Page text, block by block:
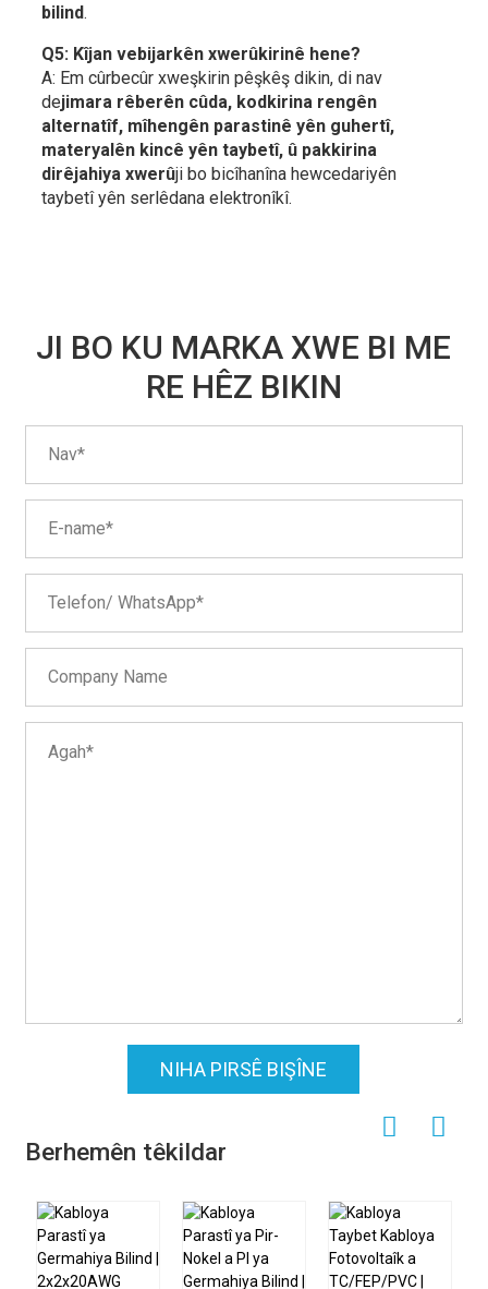
bilind.
Q5: Kîjan vebijarkên xwerûkirinê hene?
A: Em cûrbecûr xweşkirin pêşkêş dikin, di nav
dejimara rêberên cûda, kodkirina rengên
alternatîf, mîhengên parastinê yên guhertî,
materyalên kincê yên taybetî, û pakkirina
dirêjahiya xwerûji bo bicîhanîna hewcedariyên
taybetî yên serlêdana elektronîkî.
JI BO KU MARKA XWE BI ME
RE HÊZ BIKIN
NIHA PIRSÊ BIŞÎNE
Berhemên têkildar